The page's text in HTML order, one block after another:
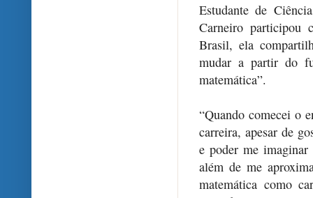
Estudante de
Carneiro participou
Brasil, ela
mudar a partir do
matemática”.
“Quando comecei o
carreira, apesar de
e poder me
além de me
matemática como